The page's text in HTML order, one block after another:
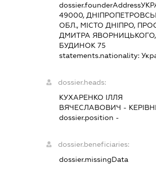
dossier.founderAddress
49000,
ОБЛ., МІСТО ДНІПРО,
ДМИТРА ЯВОРНИЦЬКОГО,
БУДИНОК 75
statements.nationality:
dossier.heads:
КУХАРЕНКО ІЛЛЯ
ВЯЧЕСЛАВОВИЧ -
dossier.position -
dossier.beneficiaries:
dossier.missingData